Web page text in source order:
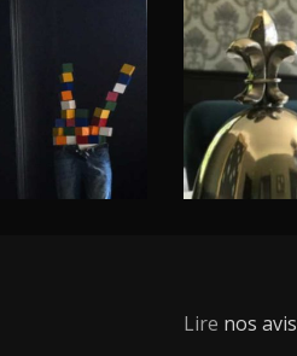
Lire nos avis